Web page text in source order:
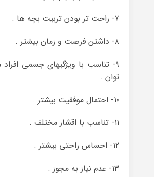
۷- راحت تر بودن تربیت بچه ها .
۸- داشتن فرصت و زمان بیشتر .
۹- تناسب با ویژگیهای جسمی
توان .
۱۰- احتمال موفقیت بیشتر .
۱۱- تناسب با اقشار مختلف .
۱۲- احساس راحتی بیشتر .
۱۳- عدم نیاز به مجوز .